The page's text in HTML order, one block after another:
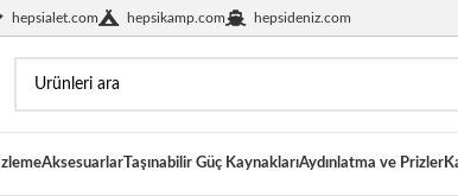
hepsialet.com hepsikamp.com hepsideniz.com
İzlemeAksesuarlarTaşınabilir Güç KaynaklarıAydınlatma ve Prizler